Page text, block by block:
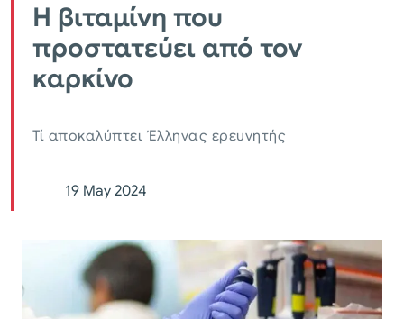
Η βιταμίνη που
προστατεύει από τον
καρκίνο
Τί αποκαλύπτει Έλληνας ερευνητής
19 May 2024